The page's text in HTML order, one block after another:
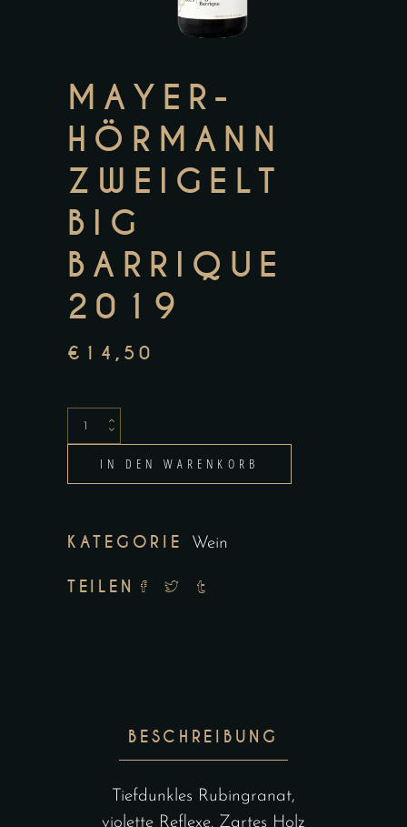
MAYER-
HÖRMANN
ZWEIGELT
BIG
BARRIQUE
2019
€ 14,50
Mayer-
Hörmann
Zweigelt
2019
Menge
IN DEN WARENKORB
KATEGORIE Wein
TEILEN
BESCHREIBUNG
Tiefdunkles Rubingranat,
violette Reflexe. Zartes Holz